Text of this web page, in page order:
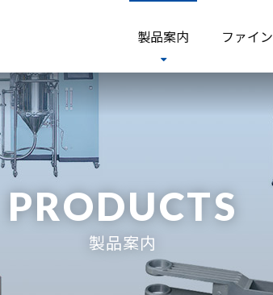
製品案内 ファイン
PRODUCTS
製品案内